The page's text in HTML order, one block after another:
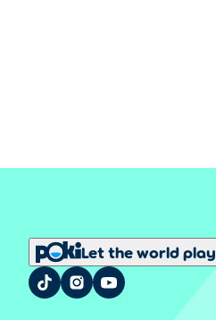
Let the world play